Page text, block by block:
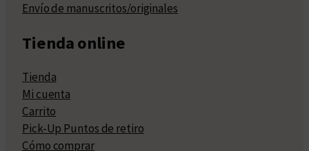
Envío de manuscritos/originales
Tienda online
Tienda
Mi cuenta
Carrito
Pick-Up Puntos de retiro
Cómo comprar